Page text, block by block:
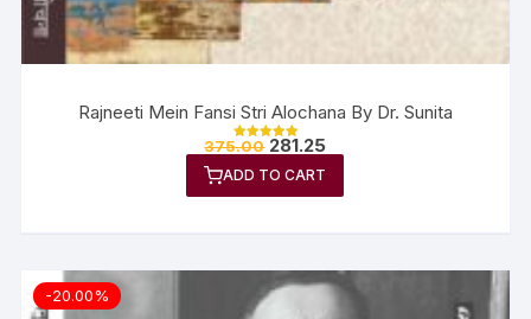
Rajneeti Mein Fansi Stri Alochana By Dr. Sunita
Rated
out of 5
375.00 281.25
ADD TO CART
-20.00%